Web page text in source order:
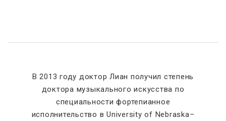
В 2013 году доктор Лиан получил степень
доктора музыкального искусства по
специальности фортепианное
исполнительство в University of Nebraska–